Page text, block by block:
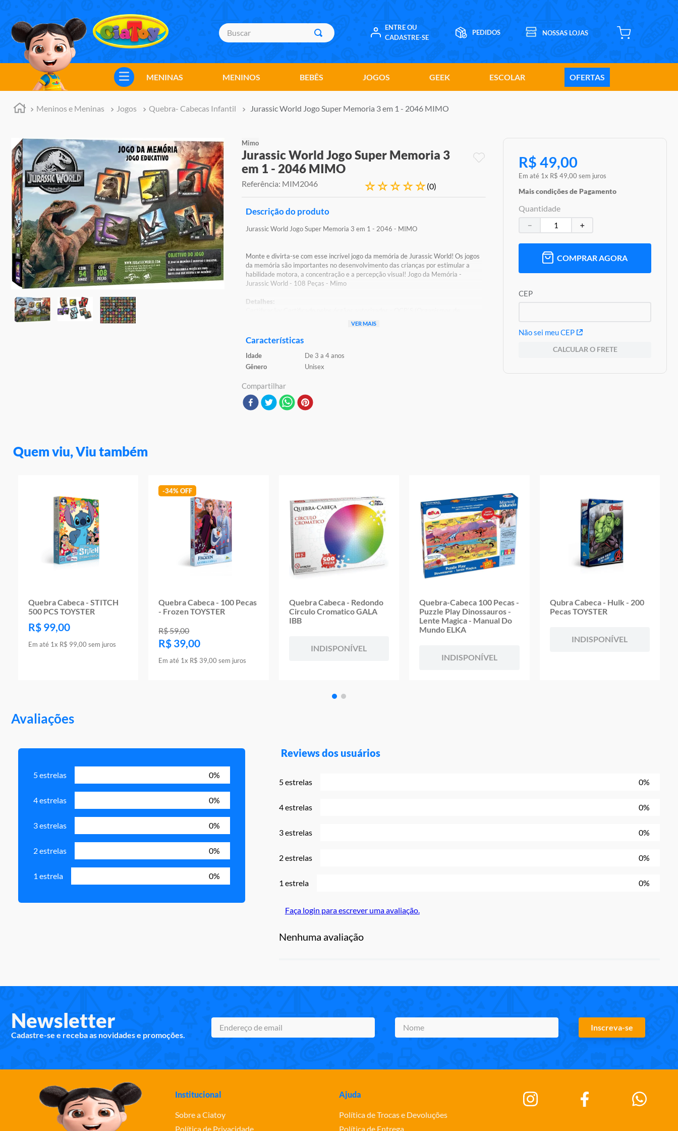
Buscar
ENTRE OU
CADASTRE-SE
MENINAS MENINOS BEBÊS JOGOS GEEK ESCOLAR OFERTAS
Meninos e Meninas Jogos Quebra- Cabecas Infantil Jurassic World Jogo Super Memoria 3 em 1 - 2046 MIMO
Mimo
Jurassic World Jogo Super Memoria 3
em 1 - 2046 MIMO
Referência: MIM2046 ☆☆☆☆☆(0)
Descrição do produto
Jurassic World Jogo Super Memoria 3 em 1 - 2046 - MIMO
Monte e divirta-se com esse incrível jogo da memória de Jurassic World! Os jogos
da memória são importantes no desenvolvimento das crianças por estimular a
habilidade motora, a concentração e a percepção visual! Jogo da Memória -
Jurassic World - 108 Peças - Mimo
Detalhes:
Características:
Material/composição:
Ref: 2046
Modelo: Super memória Carnívoros e Herbívoros - Jogo Educativo 3 em 1
Idade indicada: 4+ anos
Peso aproximado: 0,280 kgs
Código de barras: 7899347620469
VER MAIS
Características
Idade
De 3 a 4 anos
Gênero
Unisex
Compartilhar
R$ 49,00
Em até 1x R$ 49,00 sem juros
Mais condições de Pagamento
Quantidade
＋
－
COMPRAR AGORA
CEP
Não sei meu CEP
CALCULAR O FRETE
Quem viu, Viu também
Quebra Cabeca - STITCH
500 PCS TOYSTER
R$ 99,00
Em até 1x R$ 99,00 sem juros
-34%
Quebra Cabeca - 100 Pecas
- Frozen TOYSTER
R$59,00
R$ 39,00
Em até 1x R$ 39,00 sem juros
Quebra Cabeca - Redondo
Circulo Cromatico GALA
IBB
INDISPONÍVEL
Quebra-Cabeca 100 Pecas -
Puzzle Play Dinossauros -
Lente Magica - Manual Do
Mundo ELKA
INDISPONÍVEL
Qubra Cabeca - Hulk - 200
Pecas TOYSTER
INDISPONÍVEL
Avaliações
5 estrelas 0%
4 estrelas 0%
3 estrelas 0%
2 estrelas 0%
1 estrela 0%
Reviews dos usuários
5 estrelas 0%
4 estrelas 0%
3 estrelas 0%
2 estrelas 0%
1 estrela 0%
Faça login para escrever uma avaliação.
Nenhuma avaliação
Newsletter
Cadastre-se e receba as novidades e promoções.
Inscreva-se
Institucional
Sobre a Ciatoy
Política de Privacidade
Ajuda
Política de Trocas e Devoluções
Política de Entrega
TERMOS MAIS BUSCADOS
meninos
marvel legends
barbie
hot wheels
bebes
boneca
pokemon
jogos
º rainbow high